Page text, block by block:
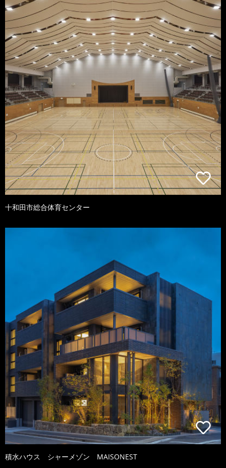
十和田市総合体育センター
積水ハウス シャーメゾン MAISONEST